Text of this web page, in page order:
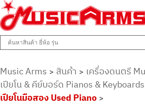
Music Arms
ศูนย์รวมครื่องดนตรีทุกชนิด ตั้งแต่เริ่มต้นถึงมืออ
Music Arms > สินค้า > เครื่องดนตรี
เปียโน & คีย์บอร์ด Pianos & Keyboards
เปียโนมือสอง Used Piano >